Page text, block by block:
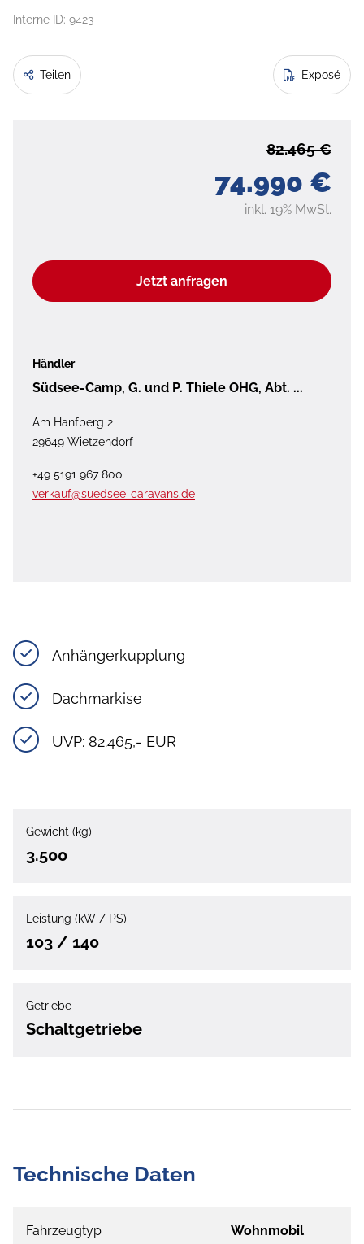
Interne ID: 9423
Teilen Exposé
74.990 €
82.465 €
inkl. 19% MwSt.
Jetzt anfragen
Händler
Südsee-Camp, G. und P. Thiele OHG, Abt. ...
Am Hanfberg 2
29649 Wietzendorf
+49 5191 967 800
verkauf@suedsee-caravans.de
Anhängerkupplung
Dachmarkise
UVP: 82.465,- EUR
Gewicht (kg)
3.500
Leistung (kW / PS)
103 / 140
Getriebe
Schaltgetriebe
Technische Daten
Fahrzeugtyp Wohnmobil